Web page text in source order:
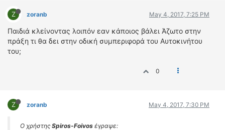
Z zoranb May 4, 2017, 7:25 PM
Παιδιά κλείνοντας λοιπόν εαν κάποιος βάλει Άζωτο στην
πράξη τι θα δει στην οδική συμπεριφορά του Αυτοκινήτου
του;
0
Z zoranb May 4, 2017, 7:30 PM
Ο χρήστης Spiros-Foivos έγραψε: